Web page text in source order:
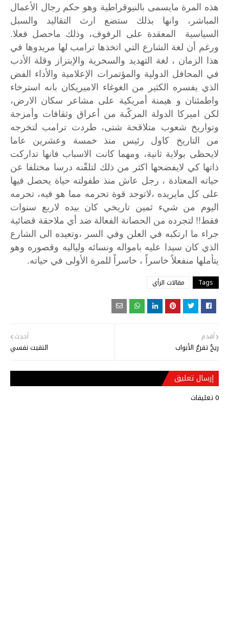
هذه المرة مايسمى بالنيوقراطية وهو حكم رجال الأعمال
المباشر،
وانها بذلك ستضع ارث التقاليد
والسبل
السياسية
المعقدة على الرفوف، وذلك ماحصل فعلا.
ورغم أن لغة الشارع التي اتخذها ترامب لها مريدوها في
هذا الزمان ، لغة التهديد والسخرية والإبتزاز وقلة الأدب
في المحافل الدولية والمؤتمرات الإعلامية والأداء الفض
الذي يفسره الكثير من الغوغاء الاميريكان بانه استرخاء
واطمئنان و هيمنة أمريكية على مشاعر سكان الارض،
لكن اميركا الدولة المركّبة من أعراق وثقافات وأمزجة
وتواريخ شعوب متلاقحة شتى، طردت ترامب لتخرجه
من
التاريخ كاول رئيس منذ خمسة وعشرين
عاما
لايحظى بولاية ثانية، ومهما كانت الاسباب فانها تداركت
ذاتها كي لايفضحها اكثر من ذلك لتلقّنه درسا مختلفا عن
حياته المعتادة ، رجل عاش منذ طفولته حياة يحصل فيها
على كل مايريده ،لاتوجد قوة تحرمه مما هو فيه، تحرمه
اليوم
من شيء ثمين تاريخي كان بيده لاربع
سنوات
فقط!! لتجرده من الحصانة الفعالة ضد أي ملاحقة قضائية
جراء ما ارتكبه في العلن وفي السر ،وتعيده الى الشارع
الذي كان سيدا عليه بامواله ونسائه ولياليه وقصوره وهو
يتأملها منفعلاً خاسراً ، خاسراً للمرة الأولى في حياته.
Tags مقالات الرأي
أحدث
التقيت نفسي
أقدم
ريحٌ تقرعُ الأبواب
إرسال تعليق
0 تعليقات